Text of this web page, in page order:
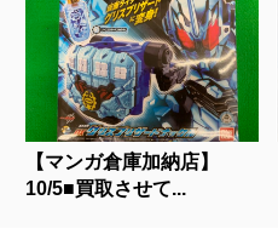
【マンガ倉庫加納店】
10/5■買取させて...